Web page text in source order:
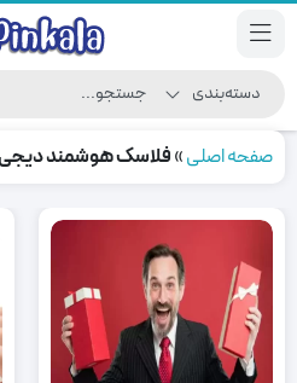
صفحه اصلی»فلاسک هوشمند دیجی